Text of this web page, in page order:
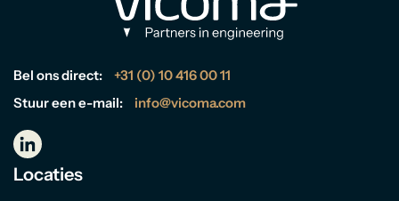
Bel ons direct:
+31 (0) 10 416 00 11
Stuur een e-mail:
info@vicoma.com
Locaties